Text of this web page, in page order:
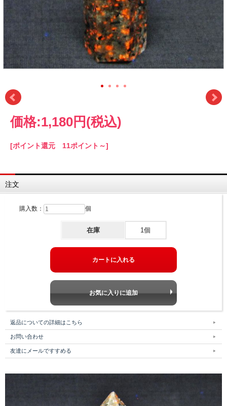
価格:1,180円 (税込)
[ポイント還元 11ポイント～]
注文
購入数： 個
在庫 1個
返品についての詳細はこちら
お問い合わせ
友達にメールですすめる